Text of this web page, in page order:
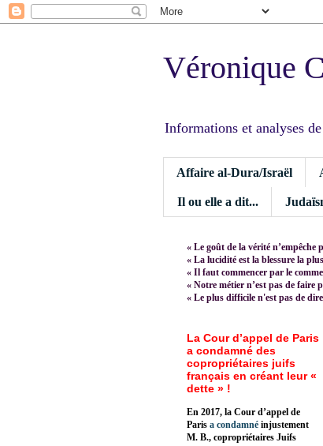
Véronique
Informations et analyses
Affaire al-Dura/Israël
Il ou elle a dit...
« Le goût de la vérité
« La lucidité est la blessure la
« Il faut commencer par le
« Notre métier n’est pas de
« Le plus difficile n'est pas de
La Cour d’appel de Paris
a condamné des
copropriétaires juifs
français en créant leur «
dette » !
En 2017, la Cour d’appel de
Paris a condamné injustement
M. B., copropriétaires Juifs